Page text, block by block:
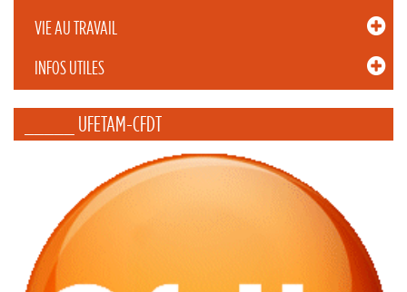
VIE AU TRAVAIL
INFOS UTILES
_____ UFETAM-CFDT